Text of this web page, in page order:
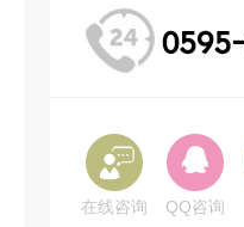
在线咨询 QQ咨询